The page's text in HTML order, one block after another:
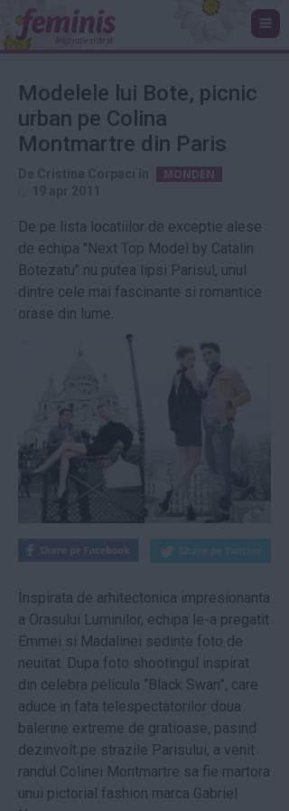
Modelele lui Bote, picnic
urban pe Colina
Montmartre din Paris
MONDEN
De pe lista locatiilor de exceptie alese
de echipa "Next Top Model by Catalin
Botezatu" nu putea lipsi Parisul, unul
dintre cele mai fascinante si romantice
orase din lume.
Inspirata de arhitectonica impresionanta
a Orasului Luminilor, echipa le-a pregatit
Emmei si Madalinei sedinte foto de
neuitat. Dupa foto shootingul inspirat
din celebra pelicula “Black Swan”, care
aduce in fata telespectatorilor doua
balerine extreme de gratioase, pasind
dezinvolt pe strazile Parisului, a venit
randul Colinei Montmartre sa fie martora
unui pictorial fashion marca Gabriel